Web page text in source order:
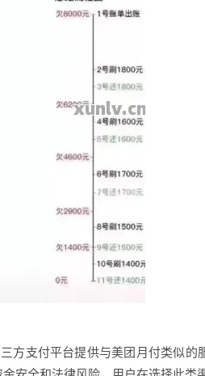
方支付平台提供与美团月付类似